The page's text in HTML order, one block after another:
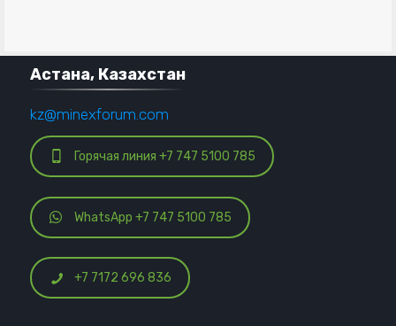
Астана, Казахстан
kz@minexforum.com
Горячая линия +7 747 5100 785
WhatsApp +7 747 5100 785
+7 7172 696 836